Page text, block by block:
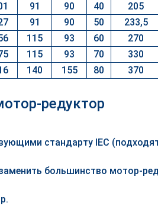
91 90 40 205
91 90 50 233,5
115 93 60 270
115 93 70 330
140 155 80 370
редуктор
стандарту IEC
большинство мотор-